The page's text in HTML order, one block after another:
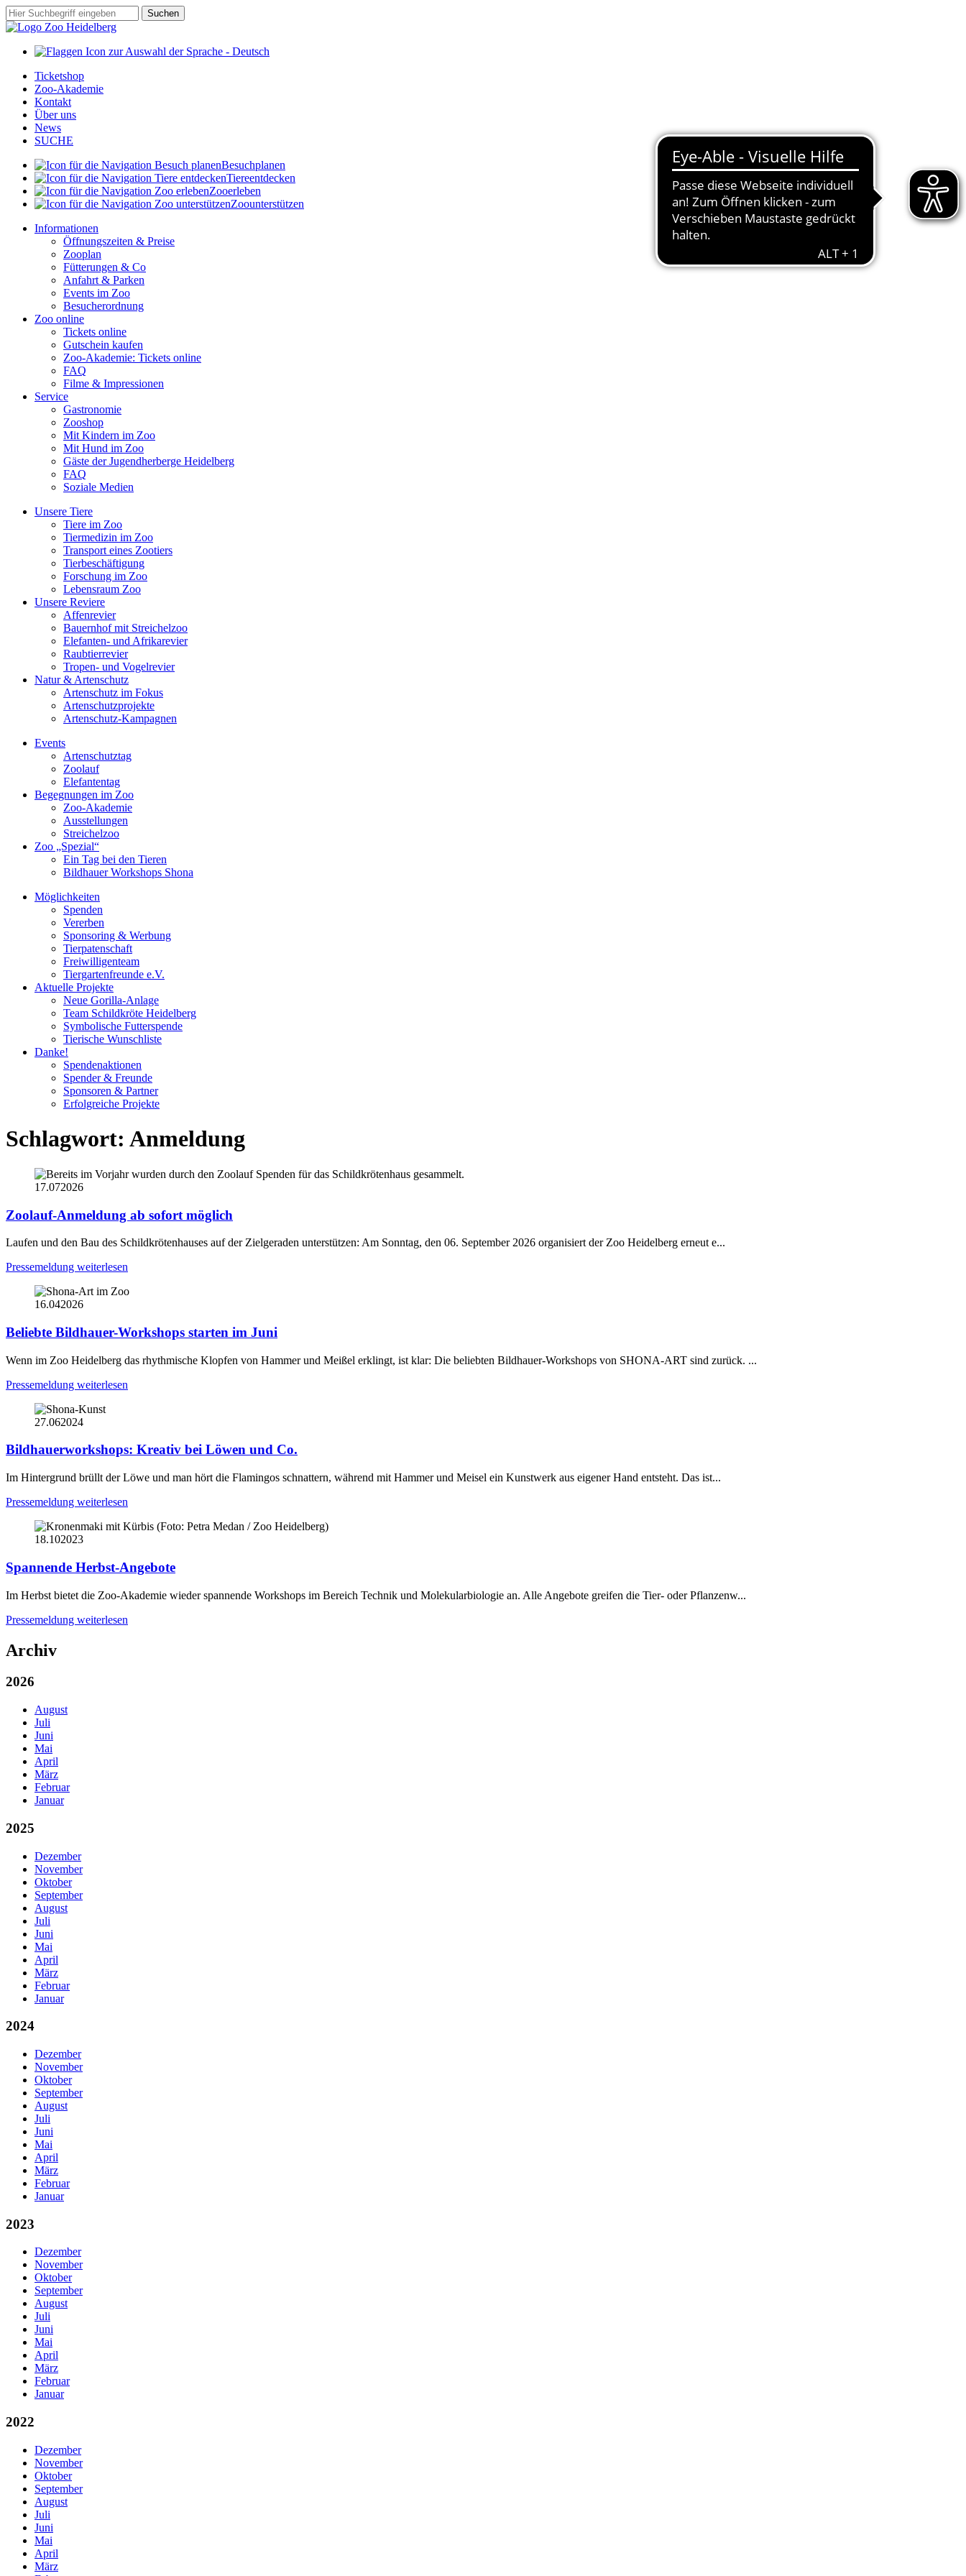
Zum
Hauptinhalt
springen
Suchbegriff Suchen
Ticketshop
Zoo-Akademie
Kontakt
Über uns
News
SUCHE
Besuchplanen
Tiereentdecken
Zooerleben
Zoounterstützen
Informationen
Öffnungszeiten & Preise
Zooplan
Fütterungen & Co
Anfahrt & Parken
Events im Zoo
Besucherordnung
Zoo online
Tickets online
Gutschein kaufen
Zoo-Akademie: Tickets online
FAQ
Filme & Impressionen
Service
Gastronomie
Zooshop
Mit Kindern im Zoo
Mit Hund im Zoo
Gäste der Jugendherberge Heidelberg
FAQ
Soziale Medien
Unsere Tiere
Tiere im Zoo
Tiermedizin im Zoo
Transport eines Zootiers
Tierbeschäftigung
Forschung im Zoo
Lebensraum Zoo
Unsere Reviere
Affenrevier
Bauernhof mit Streichelzoo
Elefanten- und Afrikarevier
Raubtierrevier
Tropen- und Vogelrevier
Natur & Artenschutz
Artenschutz im Fokus
Artenschutzprojekte
Artenschutz-Kampagnen
Events
Artenschutztag
Zoolauf
Elefantentag
Begegnungen im Zoo
Zoo-Akademie
Ausstellungen
Streichelzoo
Zoo „Spezial“
Ein Tag bei den Tieren
Bildhauer Workshops Shona
Möglichkeiten
Spenden
Vererben
Sponsoring & Werbung
Tierpatenschaft
Freiwilligenteam
Tiergartenfreunde e.V.
Aktuelle Projekte
Neue Gorilla-Anlage
Team Schildkröte Heidelberg
Symbolische Futterspende
Tierische Wunschliste
Danke!
Spendenaktionen
Spender & Freunde
Sponsoren & Partner
Erfolgreiche Projekte
Schlagwort: Anmeldung
17.072026
Zoolauf-Anmeldung ab sofort möglich
Laufen und den Bau des Schildkrötenhauses auf der Zielgeraden unterstützen: Am Sonntag, den 06. September 2026 organisiert der Zoo Heidelberg erneut e...
Pressemeldung weiterlesen
16.042026
Beliebte Bildhauer-Workshops starten im Juni
Wenn im Zoo Heidelberg das rhythmische Klopfen von Hammer und Meißel erklingt, ist klar: Die beliebten Bildhauer-Workshops von SHONA-ART sind zurück. ...
Pressemeldung weiterlesen
27.062024
Bildhauerworkshops: Kreativ bei Löwen und Co.
Im Hintergrund brüllt der Löwe und man hört die Flamingos schnattern, während mit Hammer und Meisel ein Kunstwerk aus eigener Hand entsteht. Das ist...
Pressemeldung weiterlesen
18.102023
Spannende Herbst-Angebote
Im Herbst bietet die Zoo-Akademie wieder spannende Workshops im Bereich Technik und Molekularbiologie an. Alle Angebote greifen die Tier- oder Pflanzenw...
Pressemeldung weiterlesen
Archiv
2026
August
Juli
Juni
Mai
April
März
Februar
Januar
2025
Dezember
November
Oktober
September
August
Juli
Juni
Mai
April
März
Februar
Januar
2024
Dezember
November
Oktober
September
August
Juli
Juni
Mai
April
März
Februar
Januar
2023
Dezember
November
Oktober
September
August
Juli
Juni
Mai
April
März
Februar
Januar
2022
Dezember
November
Oktober
September
August
Juli
Juni
Mai
April
März